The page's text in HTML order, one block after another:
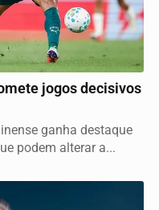
jogos decisivos
ganha destaque
podem alterar a...